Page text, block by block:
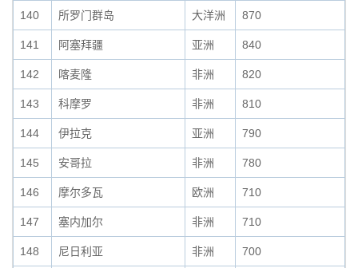
140 所罗门群岛 大洋洲 870
141 阿塞拜疆 亚洲 840
142 喀麦隆 非洲 820
143 科摩罗 非洲 810
144 伊拉克 亚洲 790
145 安哥拉 非洲 780
146 摩尔多瓦 欧洲 710
147 塞内加尔 非洲 710
148 尼日利亚 非洲 700